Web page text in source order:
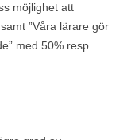
möjlighet att
”Våra lärare gör
med 50% resp.